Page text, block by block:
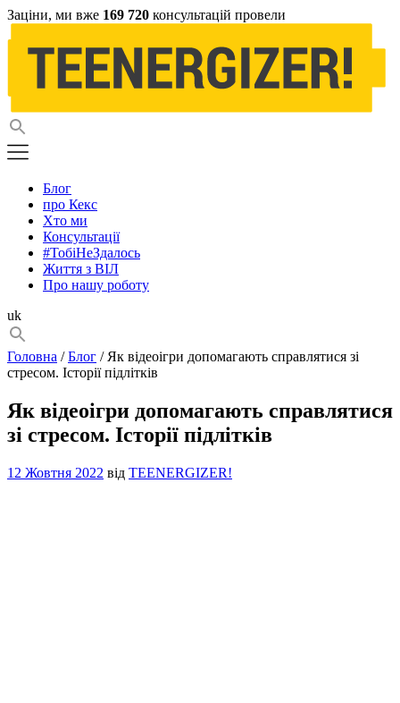
Заціни, ми вже 169 720 консультацій провели
Блог
про Кекс
Хто ми
Консультації
#ТобіНеЗдалось
Життя з ВІЛ
Про нашу роботу
uk
Головна /Блог / Як відеоігри допомагають справлятися зі
стресом. Історії підлітків
Як відеоігри допомагають справлятися
зі стресом. Історії підлітків
12 Жовтня 2022 від TEENERGIZER!